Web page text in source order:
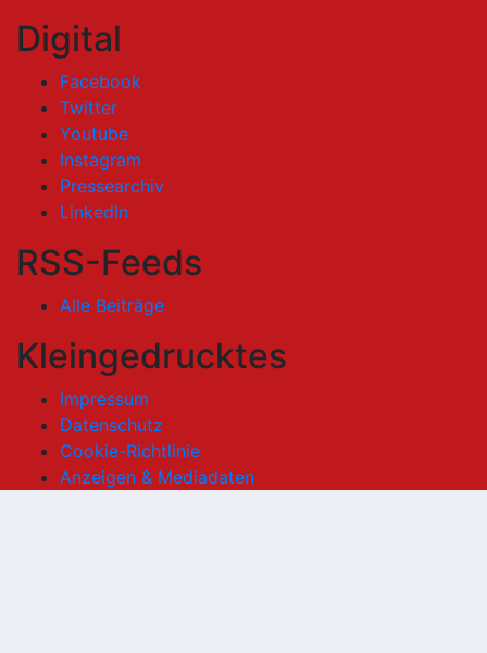
Digital
Facebook
Twitter
Youtube
Instagram
Pressearchiv
LinkedIn
RSS-Feeds
Alle Beiträge
Kleingedrucktes
Impressum
Datenschutz
Cookie-Richtlinie
Anzeigen & Mediadaten